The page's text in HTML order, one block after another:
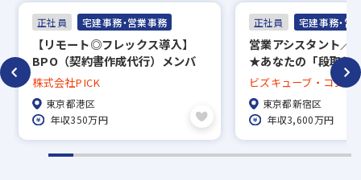
い。応募の秘密は厳守いたします。
正社員 宅建事務・営業事務
【リモート◎フレックス導入】
BPO（契約書作成代行）メンバ
ー募集／経験を活かして不動産会
社の成長を支援してくれる方を募
集！
株式会社PICK
東京都港区
年収350万円
正社員 宅建事務・営
営業アシスタント／
★あなたの「段取り
勝率を変える！／年
日・土日祝休み
ビズキューブ・コンサ
式会社東京都新宿区
年収3,600万円